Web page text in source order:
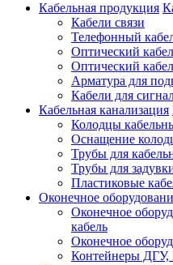
Кабельная продукция
Кабели связи
Телефонный
Оптический
Оптический
Арматура для
Кабели для
Кабельная канализация
Колодцы
Оснащение
Трубы для
Трубы для
Пластиковые
Оконечное
Оконечное
кабель
Оконечное
Контейнеры